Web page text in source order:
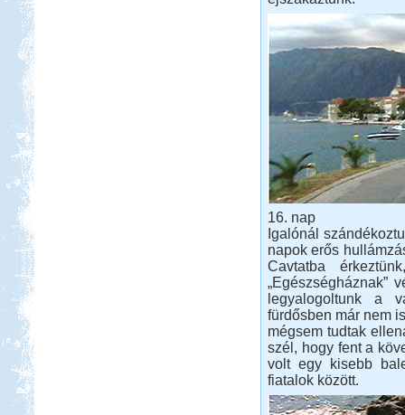
16. nap
Igalónál
napok erős
Cavtatba
„Egészségháznak”
legyalogoltunk a
fürdősben már nem
mégsem tudtak
szél, hogy fent a
volt egy kisebb
fiatalok között.